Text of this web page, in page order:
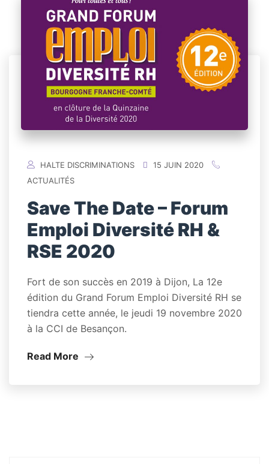
HALTE DISCRIMINATIONS
15 JUIN 2020
ACTUALITÉS
Save The Date – Forum
Emploi Diversité RH &
RSE 2020
Fort de son succès en 2019 à Dijon, La 12e
édition du Grand Forum Emploi Diversité RH se
tiendra cette année, le jeudi 19 novembre 2020
à la CCI de Besançon.
Read More